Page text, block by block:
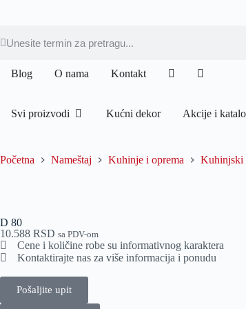
Blog O nama Kontakt
Svi proizvodi Kućni dekor Akcije i
Početna Nameštaj Kuhinje i oprema Kuhinjski
D 80
10.588 RSD sa PDV-om
Cene i količine robe su informativnog karaktera
Kontaktirajte nas za više informacija i ponudu
Pošaljite upit